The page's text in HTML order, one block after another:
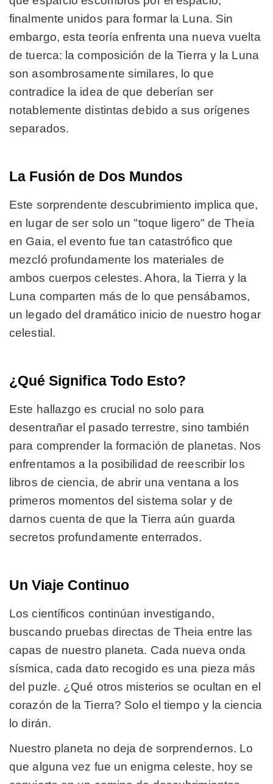
finalmente unidos para formar la Luna. Sin
embargo, esta teoría enfrenta una nueva vuelta
de tuerca: la composición de la Tierra y la Luna
son asombrosamente similares, lo que
contradice la idea de que deberían ser
notablemente distintas debido a sus orígenes
separados.
La Fusión de Dos Mundos
Este sorprendente descubrimiento implica que,
en lugar de ser solo un "toque ligero" de Theia
en Gaia, el evento fue tan catastrófico que
mezcló profundamente los materiales de
ambos cuerpos celestes. Ahora, la Tierra y la
Luna comparten más de lo que pensábamos,
un legado del dramático inicio de nuestro hogar
celestial.
¿Qué Significa Todo Esto?
Este hallazgo es crucial no solo para
desentrañar el pasado terrestre, sino también
para comprender la formación de planetas. Nos
enfrentamos a la posibilidad de reescribir los
libros de ciencia, de abrir una ventana a los
primeros momentos del sistema solar y de
darnos cuenta de que la Tierra aún guarda
secretos profundamente enterrados.
Un Viaje Continuo
Los científicos continúan investigando,
buscando pruebas directas de Theia entre las
capas de nuestro planeta. Cada nueva onda
sísmica, cada dato recogido es una pieza más
del puzle. ¿Qué otros misterios se ocultan en el
corazón de la Tierra? Solo el tiempo y la ciencia
lo dirán.
Nuestro planeta no deja de sorprendernos. Lo
que alguna vez fue un enigma celeste, hoy se